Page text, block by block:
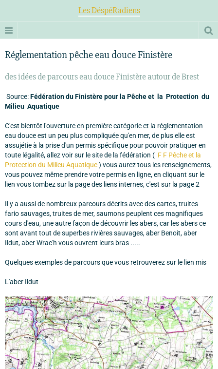
Les DéspéRadiens
Réglementation pêche eau douce Finistère
des idées de parcours eau douce Finistère autour de Brest
Source:Fédération du Finistère pour la Pêcheet la Protection du
Milieu Aquatique
C'est bientôt l'ouverture en première catégorie et la réglementation
eau douce est un peu plus compliquée qu'en mer, de plus elle est
assujétie à la prise d'un permis spécifique pour pouvoir pratiquer en
toute légalité, allez voir sur le site de la fédération ( F F Pêche et la
Protection du Milieu Aquatique) vous aurez tous les renseignements,
vous pouvez même prendre votre permis en ligne, en cliquant sur le
lien vous tombez sur la page des liens internes, c'est sur la page 2
Il y a aussi de nombreux parcours décrits avec des cartes, truites
fario sauvages, truites de mer, saumons peuplent ces magnifiques
cours d'eau, une autre façon de découvrir les abers, car les abers ce
sont avant tout de superbes rivières sauvages, aber Benoit, aber
Ildut, aber Wrac'h vous ouvrent leurs bras .....
Quelques exemples de parcours que vous retrouverez sur le lien mis
L'aber Ildut